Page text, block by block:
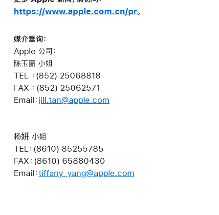
https://www.apple.com.cn/pr。
媒介垂询：
Apple 公司：
陈玉丽 小姐
TEL ：(852) 25068818
FAX ：(852) 25062571
Email： jill.tan@apple.com
杨妍 小姐
TEL：(8610) 85255785
FAX：(8610) 65880430
Email： tiffany_yang@apple.com